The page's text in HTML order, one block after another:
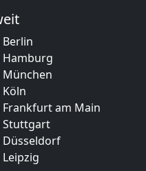
Hamburg
am Main
Stuttgart
Düsseldorf